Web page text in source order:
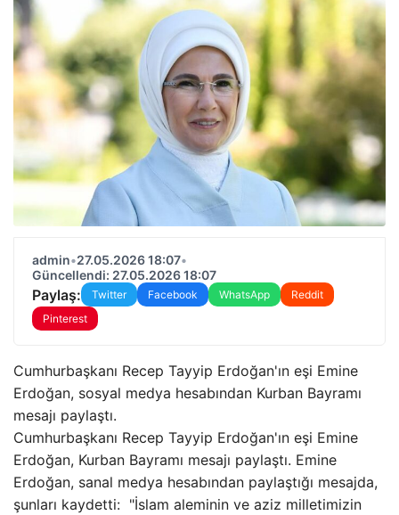
admin•27.05.2026 18:07•
Güncellendi: 27.05.2026 18:07
Paylaş: Twitter Facebook WhatsApp
Reddit
Pinterest
Cumhurbaşkanı Recep Tayyip Erdoğan'ın eşi Emine
Erdoğan, sosyal medya hesabından Kurban Bayramı
mesajı paylaştı.
Cumhurbaşkanı Recep Tayyip Erdoğan'ın eşi Emine
Erdoğan, Kurban Bayramı mesajı paylaştı. Emine
Erdoğan, sanal medya hesabından paylaştığı mesajda,
şunları kaydetti: "İslam aleminin ve aziz milletimizin